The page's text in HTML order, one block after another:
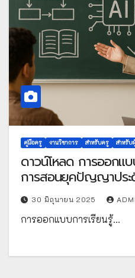
คู่มือครู งานวิชาการ สำหรับครู สำหรับ
ดาวน์โหลด การออกแ
การสอนยุคปัญญาปร
30 มิถุนายน 2025
การออกแบบการเรียนรู้…